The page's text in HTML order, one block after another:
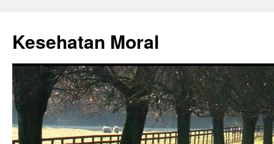
content
Kesehatan Moral